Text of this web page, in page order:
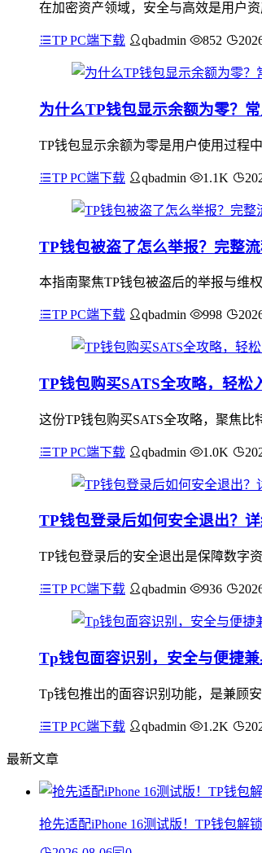
在加密资产领域，安全与高效是用户
TP PC端下载 qbadmin 852
为什么TP钱包显示余额为零？
TP钱包显示余额为零是用户使用过程
TP PC端下载 qbadmin 1.1K
TP钱包被盗了怎么举报？完整
本指南聚焦TP钱包被盗后的举报与维
TP PC端下载 qbadmin 998
TP钱包购买SATS全攻略，轻松
这份TP钱包购买SATS全攻略，聚焦
TP PC端下载 qbadmin 1.0K
TP钱包登录后如何安全退出？
TP钱包登录后的安全退出是保障数字
TP PC端下载 qbadmin 936
Tp钱包面容识别，安全与便捷
Tp钱包推出的面容识别功能，是兼顾
TP PC端下载 qbadmin 1.2K
最新文章
抢先适配iPhone 16测试版！TP钱包解